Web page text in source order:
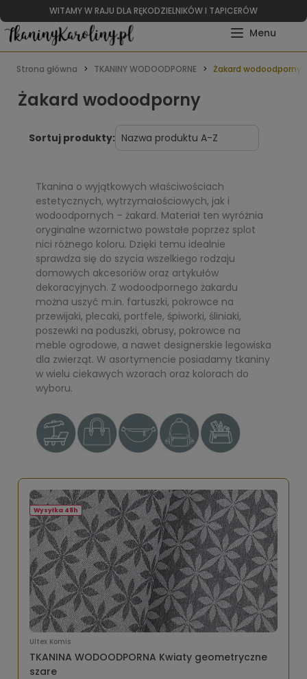
WITAMY W RAJU DLA RĘKODZIELNIKÓW I TAPICERÓW
Strona główna TKANINY WODOODPORNE Żakard wodoodporny
Żakard wodoodporny
Sortuj produkty:
Tkanina o wyjątkowych właściwościach
estetycznych, wytrzymałościowych, jak i
wodoodpornych – żakard. Materiał ten wyróżnia
oryginalne wzornictwo powstałe poprzez splot
nici różnego koloru. Dzięki temu idealnie
sprawdza się do szycia wszelkiego rodzaju
domowych akcesoriów oraz artykułów
dekoracyjnych. Z wodoodpornego żakardu
można uszyć m.in. fartuszki, pokrowce na
przewijaki, plecaki, portfele, śpiworki, śliniaki,
poszewki na poduszki, obrusy, pokrowce na
meble ogrodowe, a nawet designerskie legowiska
dla zwierząt. W asortymencie posiadamy tkaniny
w wielu ciekawych wzorach oraz kolorach do
wyboru.
Ultex Komis
TKANINA WODOODPORNA Kwiaty geometryczne
szare
Wysyłka 48h